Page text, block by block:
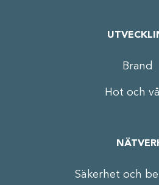
Brand
Hot och
Säkerhet och